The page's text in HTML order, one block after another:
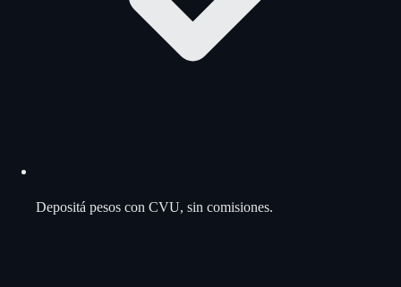
Depositá pesos con CVU, sin comisiones.